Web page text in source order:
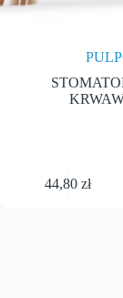
44,80 zł